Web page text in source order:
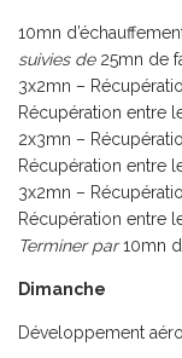
10mn
suivies de25mn de
3x2mn –
Récupération entre
2x3mn –
Récupération entre
3x2mn –
Récupération entre
Terminer par10mn
Dimanche
Développement